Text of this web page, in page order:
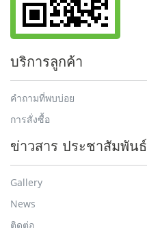
บริการลูกค้า
คำถามที่พบบ่อย
การสั่งซื้อ
ข่าวสาร ประชาสัมพันธ์
Gallery
News
ติดต่อ